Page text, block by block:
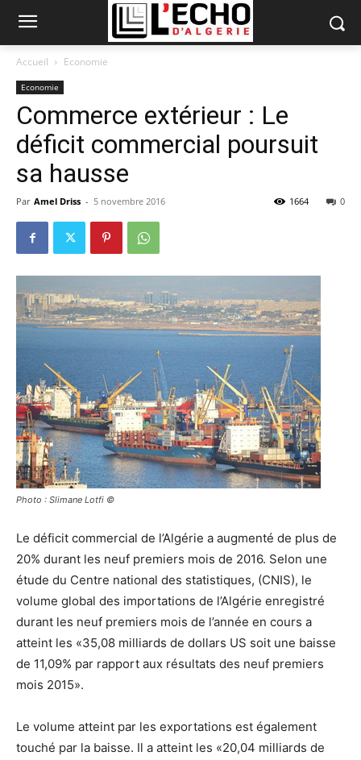
Accueil Economie
Economie
Commerce extérieur : Le
déficit commercial poursuit
sa hausse
Par Amel Driss - 5 novembre 2016 0
1664
Photo : Slimane Lotfi ©
Le déficit commercial de l’Algérie a augmenté de plus de
20% durant les neuf premiers mois de 2016. Selon une
étude du Centre national des statistiques, (CNIS), le
volume global des importations de l’Algérie enregistré
durant les neuf premiers mois de l’année en cours a
atteint les «35,08 milliards de dollars US soit une baisse
de 11,09% par rapport aux résultats des neuf premiers
mois 2015».
Le volume atteint par les exportations est également
touché par la baisse. Il a atteint les «20,04 milliards de